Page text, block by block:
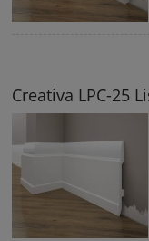
Creativa LPC-25